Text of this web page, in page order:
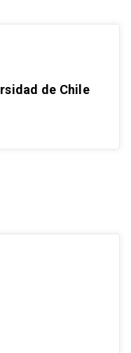
de Chile